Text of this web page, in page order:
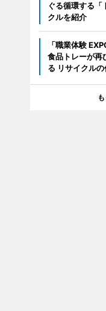
ぐる循環する
クルを紹介
「職業体験
食品トレーが再
る リサイクル